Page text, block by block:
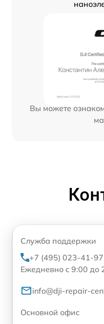
Вы можете
Служба поддержки
+7 (495) 023-41-97
Ежедневно с 9:00 до
info@dji-repair-
Основной офис